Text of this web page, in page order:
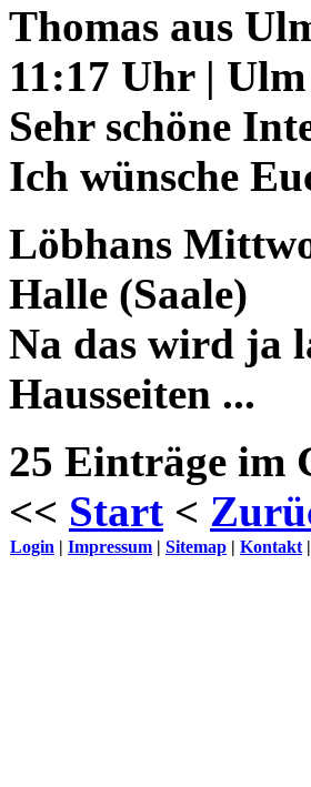
Thomas aus
11:17 Uhr | Ulm
Sehr schöne
Ich wünsche
Löbhans
Halle (Saale)
Na das wird ja
Hausseiten ...
25 Einträge im
<< Start <
Login | Impressum | Sitemap | Kontakt |